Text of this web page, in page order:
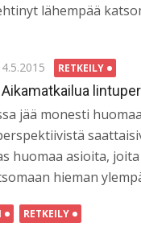
lähempää
Posted
on
4.5.2015 RETKEILY
Aikamatkailua
jää monesti
huomaa asioita,
hieman
RETKEILY